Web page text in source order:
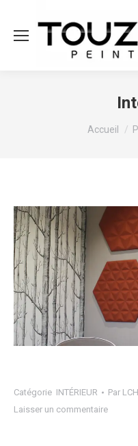
Vous êtes
Accueil
Catégorie INTÉRIEUR Par
Laisser un commentaire